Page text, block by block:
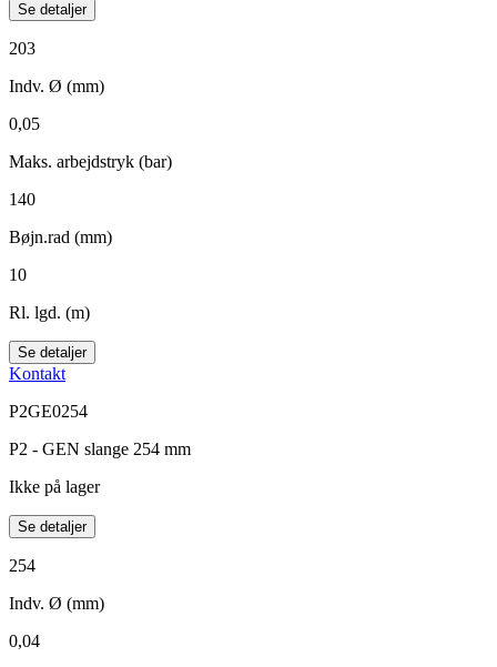
Se detaljer
203
Indv. Ø (mm)
0,05
Maks. arbejdstryk (bar)
140
Bøjn.rad (mm)
10
Rl. lgd. (m)
Se detaljer
Kontakt
P2GE0254
P2 - GEN slange 254 mm
Ikke på lager
Se detaljer
254
Indv. Ø (mm)
0,04